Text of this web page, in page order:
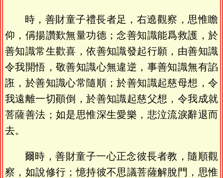
時，善財童子禮長者足，右遶觀察，思惟瞻
仰，偁揚讚歎無量功德；念善知識能爲救護，於
善知識常生歡喜，依善知識發起行願，由善知識
令我開悟，敬善知識心無違逆，事善知識無有諂
誑，於善知識心常隨順；於善知識起慈母想，令
我遠離一切顚倒，於善知識起慈父想，令我成就
菩薩善法；如是思惟深生愛樂，悲泣流淚辭退而
去。
爾時，善財童子一心正念彼長者教，隨順觀
察，如說修行；憶持彼不思議菩薩解脫門，思惟